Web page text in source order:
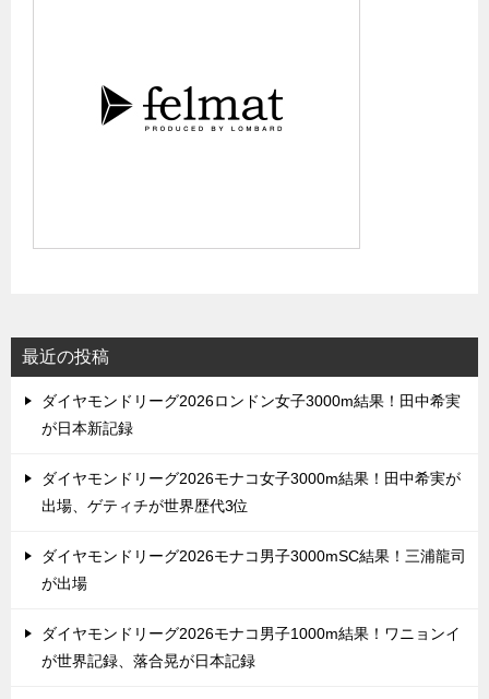
最近の投稿
ダイヤモンドリーグ2026ロンドン女子3000m結果！田中希実
が日本新記録
ダイヤモンドリーグ2026モナコ女子3000m結果！田中希実が
出場、ゲティチが世界歴代3位
ダイヤモンドリーグ2026モナコ男子3000mSC結果！三浦龍司
が出場
ダイヤモンドリーグ2026モナコ男子1000m結果！ワニョンイ
が世界記録、落合晃が日本記録